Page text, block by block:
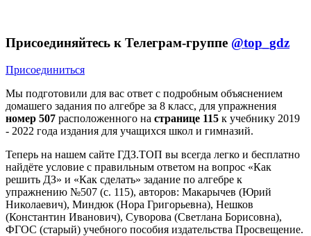
Присоединяйтесь к Телеграм-группе @top_gdz
Присоединиться
Мы подготовили для вас ответ c подробным объяснением
домашего задания по алгебре за 8 класс, для упражнения
номер 507 расположенного на странице 115 к учебнику 2019
- 2022 года издания для учащихся школ и гимназий.
Теперь на нашем сайте ГДЗ.ТОП вы всегда легко и бесплатно
найдёте условие с правильным ответом на вопрос «Как
решить ДЗ» и «Как сделать» задание по алгебре к
упражнению №507 (с. 115), авторов: Макарычев (Юрий
Николаевич), Миндюк (Нора Григорьевна), Нешков
(Константин Иванович), Суворова (Светлана Борисовна),
ФГОС (старый) учебного пособия издательства Просвещение.